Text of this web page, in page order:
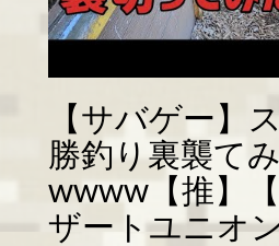
【サバゲー】
勝釣り裏襲て
wwww【推】
ザートユニオ